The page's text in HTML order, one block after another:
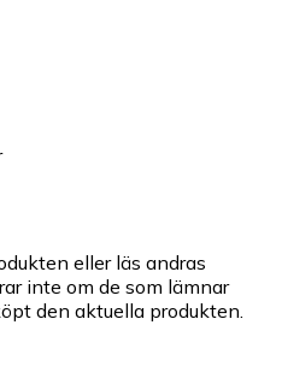
eller läs andras
inte om de som lämnar
den aktuella produkten.